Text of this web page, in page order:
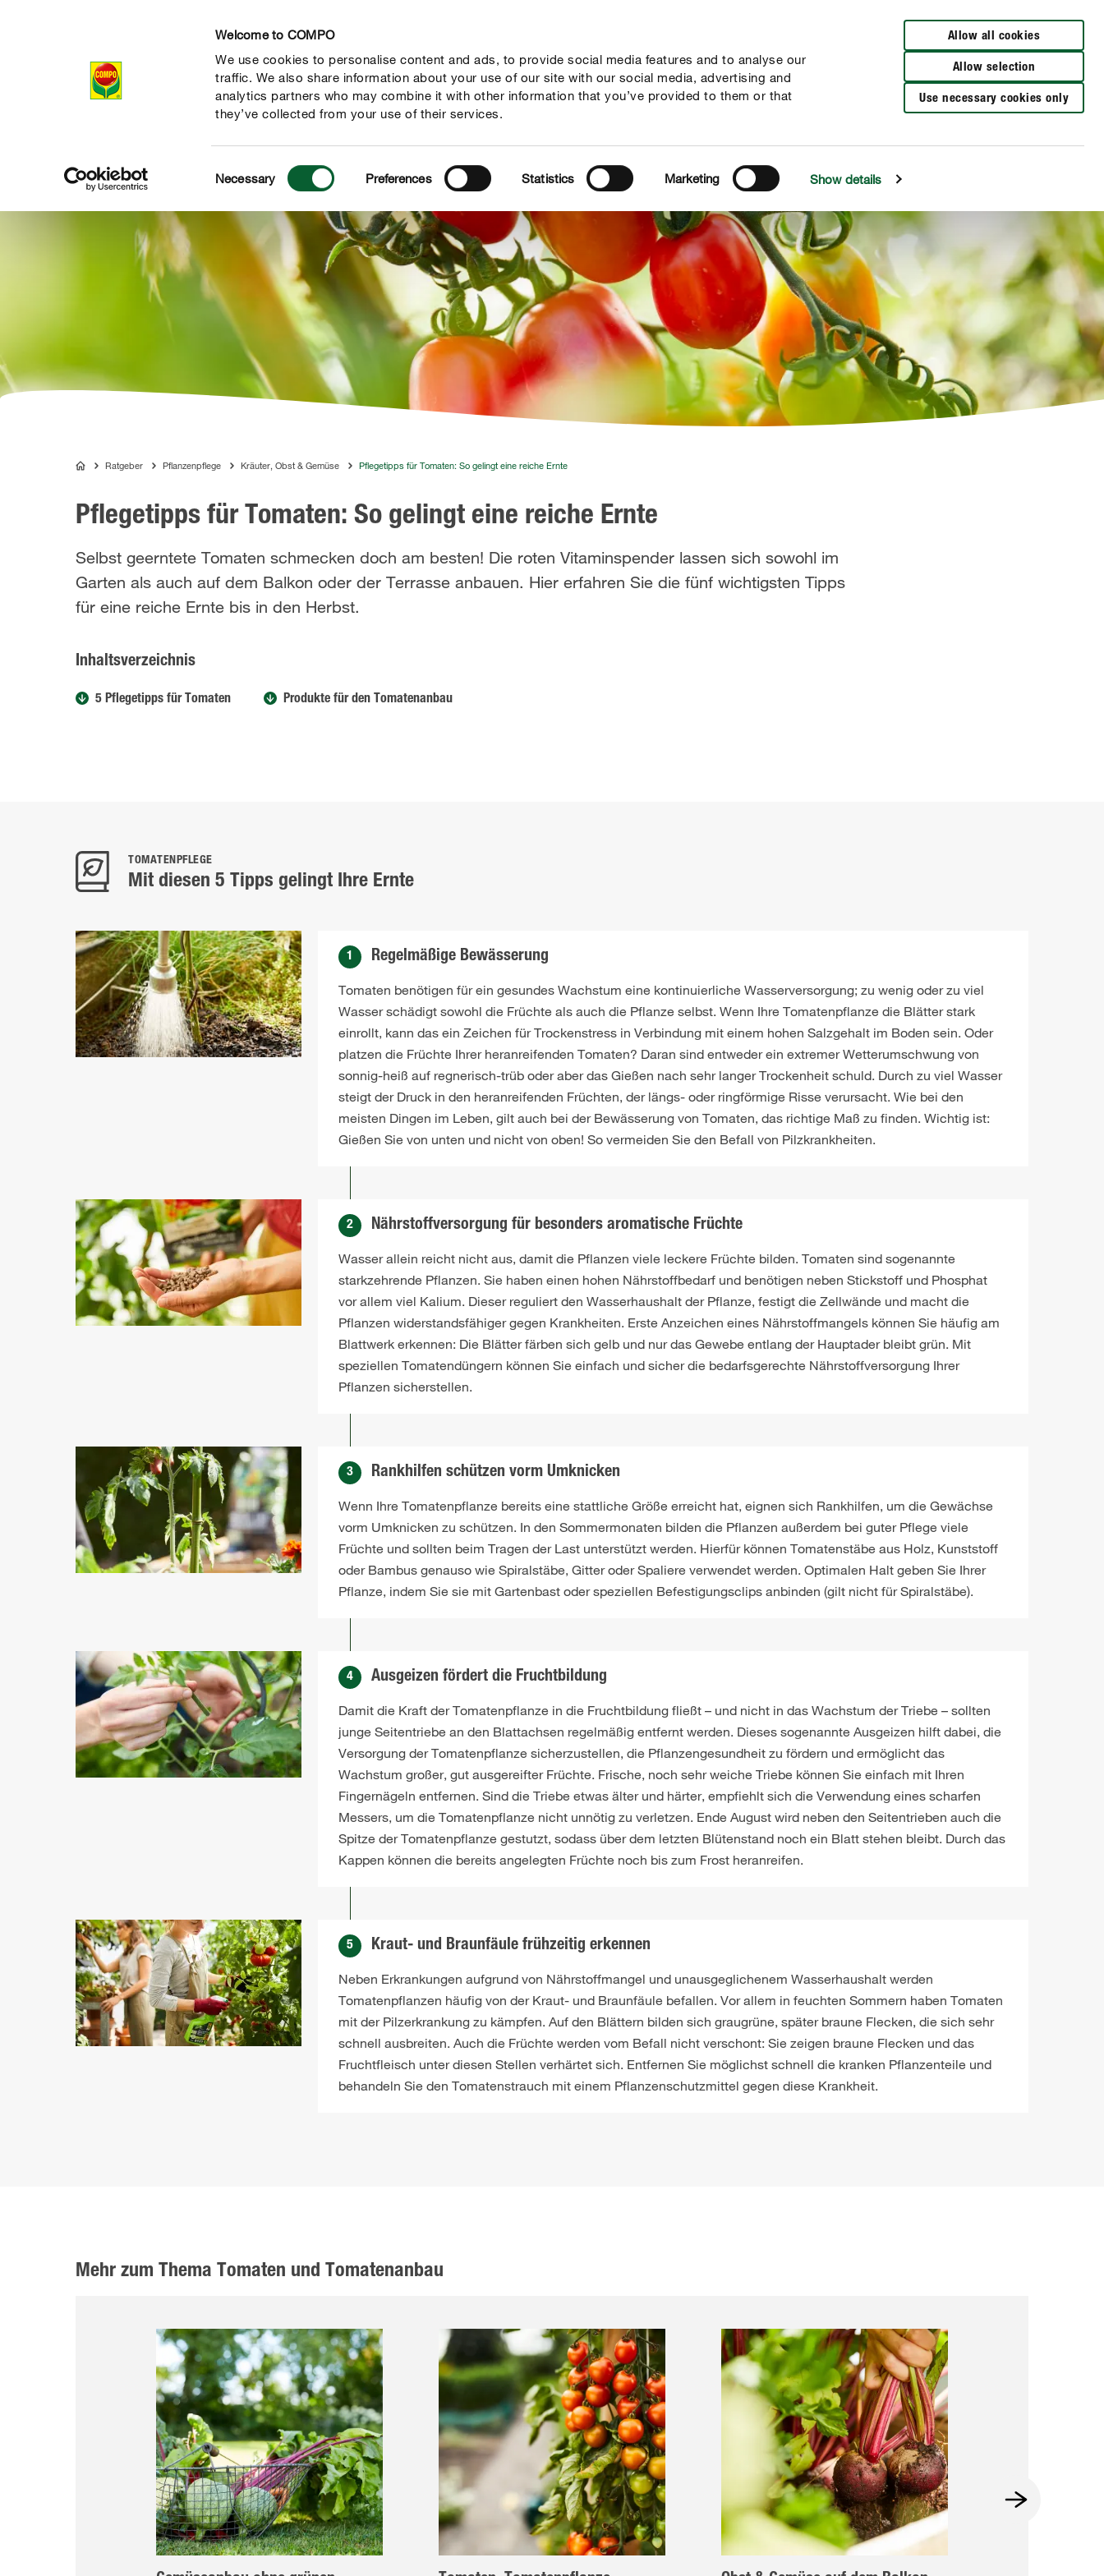
Welcome to COMPO
We use cookies to personalise content and ads, to provide social media features and to analyse our
traffic. We also share information about your use of our site with our social media, advertising and
analytics partners who may combine it with other information that you’ve provided to them or that
they’ve collected from your use of their services.
Selection
Necessary Preferences Statistics Marketing Show details
Allow all cookies
Allow selection
Use necessary cookies only
Produkte Ratgeber Themenwelten Service Unternehmen
COMPORatgeber Pflanzenpflege Kräuter, Obst & Gemüse Pflegetipps für Tomaten: So gelingt eine reiche Ernte
Pflegetipps für Tomaten: So gelingt eine reiche Ernte
Selbst geerntete Tomaten schmecken doch am besten! Die roten Vitaminspender lassen sich sowohl im
Garten als auch auf dem Balkon oder der Terrasse anbauen. Hier erfahren Sie die fünf wichtigsten Tipps
für eine reiche Ernte bis in den Herbst.
Inhaltsverzeichnis
5 Pflegetipps für Tomaten Produkte für den Tomatenanbau
TOMATENPFLEGE
Mit diesen 5 Tipps gelingt Ihre Ernte
1
Regelmäßige Bewässerung
Tomaten benötigen für ein gesundes Wachstum eine kontinuierliche Wasserversorgung; zu wenig oder zu viel
Wasser schädigt sowohl die Früchte als auch die Pflanze selbst. Wenn Ihre Tomatenpflanze die Blätter stark
einrollt, kann das ein Zeichen für Trockenstress in Verbindung mit einem hohen Salzgehalt im Boden sein. Oder
platzen die Früchte Ihrer heranreifenden Tomaten? Daran sind entweder ein extremer Wetterumschwung von
sonnig-heiß auf regnerisch-trüb oder aber das Gießen nach sehr langer Trockenheit schuld. Durch zu viel Wasser
steigt der Druck in den heranreifenden Früchten, der längs- oder ringförmige Risse verursacht. Wie bei den
meisten Dingen im Leben, gilt auch bei der Bewässerung von Tomaten, das richtige Maß zu finden. Wichtig ist:
Gießen Sie von unten und nicht von oben! So vermeiden Sie den Befall von Pilzkrankheiten.
2
Nährstoffversorgung für besonders aromatische Früchte
Wasser allein reicht nicht aus, damit die Pflanzen viele leckere Früchte bilden. Tomaten sind sogenannte
starkzehrende Pflanzen. Sie haben einen hohen Nährstoffbedarf und benötigen neben Stickstoff und Phosphat
vor allem viel Kalium. Dieser reguliert den Wasserhaushalt der Pflanze, festigt die Zellwände und macht die
Pflanzen widerstandsfähiger gegen Krankheiten. Erste Anzeichen eines Nährstoffmangels können Sie häufig am
Blattwerk erkennen: Die Blätter färben sich gelb und nur das Gewebe entlang der Hauptader bleibt grün. Mit
speziellen Tomatendüngern können Sie einfach und sicher die bedarfsgerechte Nährstoffversorgung Ihrer
Pflanzen sicherstellen.
3
Rankhilfen schützen vorm Umknicken
Wenn Ihre Tomatenpflanze bereits eine stattliche Größe erreicht hat, eignen sich Rankhilfen, um die Gewächse
vorm Umknicken zu schützen. In den Sommermonaten bilden die Pflanzen außerdem bei guter Pflege viele
Früchte und sollten beim Tragen der Last unterstützt werden. Hierfür können Tomatenstäbe aus Holz, Kunststoff
oder Bambus genauso wie Spiralstäbe, Gitter oder Spaliere verwendet werden. Optimalen Halt geben Sie Ihrer
Pflanze, indem Sie sie mit Gartenbast oder speziellen Befestigungsclips anbinden (gilt nicht für Spiralstäbe).
4
Ausgeizen fördert die Fruchtbildung
Damit die Kraft der Tomatenpflanze in die Fruchtbildung fließt – und nicht in das Wachstum der Triebe – sollten
junge Seitentriebe an den Blattachsen regelmäßig entfernt werden. Dieses sogenannte Ausgeizen hilft dabei, die
Versorgung der Tomatenpflanze sicherzustellen, die Pflanzengesundheit zu fördern und ermöglicht das
Wachstum großer, gut ausgereifter Früchte. Frische, noch sehr weiche Triebe können Sie einfach mit Ihren
Fingernägeln entfernen. Sind die Triebe etwas älter und härter, empfiehlt sich die Verwendung eines scharfen
Messers, um die Tomatenpflanze nicht unnötig zu verletzen. Ende August wird neben den Seitentrieben auch die
Spitze der Tomatenpflanze gestutzt, sodass über dem letzten Blütenstand noch ein Blatt stehen bleibt. Durch das
Kappen können die bereits angelegten Früchte noch bis zum Frost heranreifen.
5
Kraut- und Braunfäule frühzeitig erkennen
Neben Erkrankungen aufgrund von Nährstoffmangel und unausgeglichenem Wasserhaushalt werden
Tomatenpflanzen häufig von der Kraut- und Braunfäule befallen. Vor allem in feuchten Sommern haben Tomaten
mit der Pilzerkrankung zu kämpfen. Auf den Blättern bilden sich graugrüne, später braune Flecken, die sich sehr
schnell ausbreiten. Auch die Früchte werden vom Befall nicht verschont: Sie zeigen braune Flecken und das
Fruchtfleisch unter diesen Stellen verhärtet sich. Entfernen Sie möglichst schnell die kranken Pflanzenteile und
behandeln Sie den Tomatenstrauch mit einem Pflanzenschutzmittel gegen diese Krankheit.
Mehr zum Thema Tomaten und Tomatenanbau